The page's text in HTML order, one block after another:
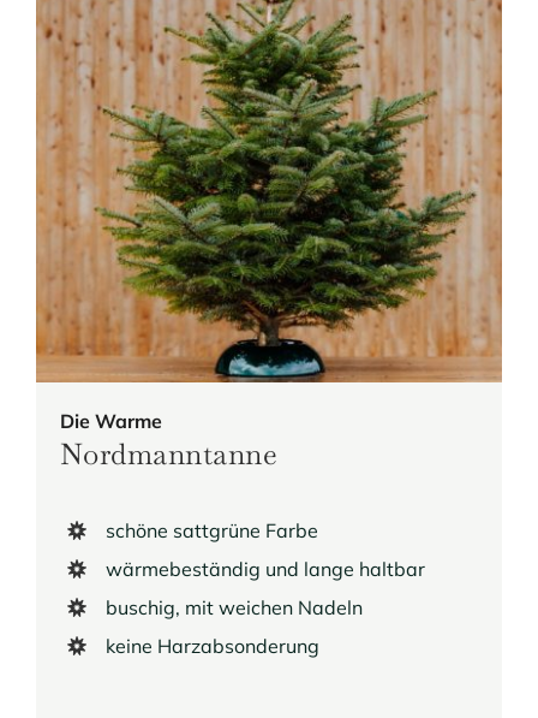
Die Warme
Nordmanntanne
schöne sattgrüne Farbe
wärmebeständig und lange haltbar
buschig, mit weichen Nadeln
keine Harzabsonderung